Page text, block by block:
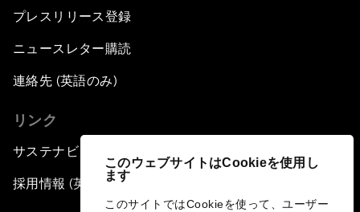
このウェブサイトはCookieを使用し
ます
このサイトではCookieを使って、ユーザー
プレスリリース登録
ニュースレター購読
連絡先 (英語のみ)
リンク
サステナビリティへの取り組み
採用情報 (英語のみ)